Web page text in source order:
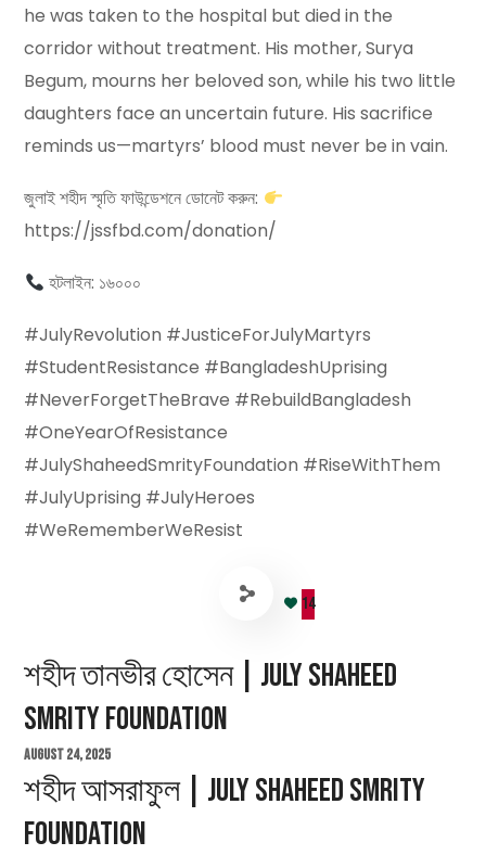
he was taken to the hospital but died in the
corridor without treatment. His mother, Surya
Begum, mourns her beloved son, while his two little
daughters face an uncertain future. His sacrifice
reminds us—martyrs’ blood must never be in vain.
জুলাই শহীদ স্মৃতি ফাউন্ডেশনে ডোনেট করুন:
https://jssfbd.com/donation/
হটলাইন: ১৬০০০
#JulyRevolution #JusticeForJulyMartyrs
#StudentResistance #BangladeshUprising
#NeverForgetTheBrave #RebuildBangladesh
#OneYearOfResistance
#JulyShaheedSmrityFoundation #RiseWithThem
#JulyUprising #JulyHeroes
#WeRememberWeResist
14
শহীদ তানভীর হোসেন | July Shaheed
Smrity Foundation
August 24, 2025
শহীদ আসরাফুল | July Shaheed Smrity
Foundation